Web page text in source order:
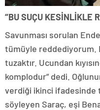
“BU SUÇU KESİNLİKLE
Savunması sorulan
tümüyle reddediyorum.
tuzaktır. Ucundan
komplodur” dedi.
verdiği ikinci ifadesinde
söyleyen Saraç, eşi